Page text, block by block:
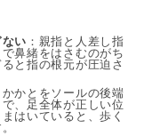
い ：親指と人差し指
鼻緒をはさむのがち
と指の根元が圧迫さ
かかとをソールの後端
、足全体が正しい位
はいていると、歩く